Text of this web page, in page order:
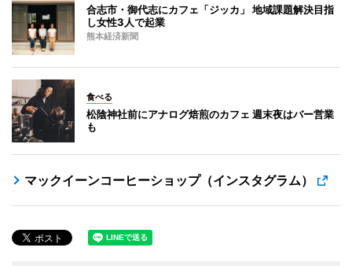
合志市・御代志にカフェ「ジッカ」 地域課題解決目指
し女性3人で起業
熊本経済新聞
食べる
松陰神社前にアナログ焙煎のカフェ 週末夜はバー営業
も
マックイーンコーヒーショップ（インスタグラム）